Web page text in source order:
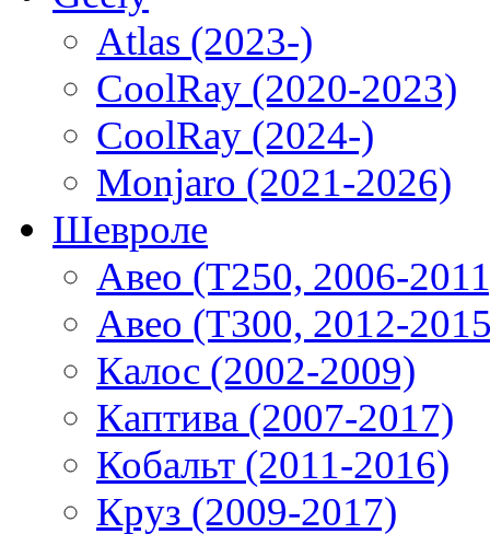
Atlas (2023-)
CoolRay (2020-2023)
CoolRay (2024-)
Monjaro (2021-2026)
Шевроле
Авео (T250, 2006-
Авео (T300, 2012-
Калос (2002-2009)
Каптива (2007-2017)
Кобальт (2011-2016)
Круз (2009-2017)